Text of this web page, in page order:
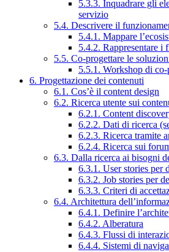
5.3.3. Inquadrare gli
servizio
5.4. Descrivere il
5.4.1. Mappare
5.4.2. Rappresentare i
5.5. Co-progettare le
5.5.1. Workshop di
6. Progettazione dei contenuti
6.1. Cos’è il content design
6.2. Ricerca utente sui
6.2.1. Content
6.2.2. Dati di ricerca
6.2.3. Ricerca tramite
6.2.4. Ricerca sui
6.3. Dalla ricerca ai bisogni
6.3.1. User stories per
6.3.2. Job stories per
6.3.3. Criteri di
6.4. Architettura
6.4.1. Definire
6.4.2. Alberatura
6.4.3. Flussi di
6.4.4. Sistemi di